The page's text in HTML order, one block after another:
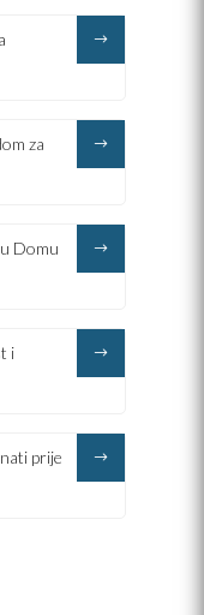
za
Domu
i
prije